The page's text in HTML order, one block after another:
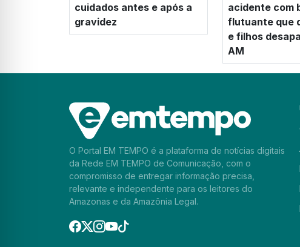
cuidados antes e após a
gravidez
acidente com
flutuante que
e filhos
AM
O Portal EM TEMPO é a plataforma de notícias digitais
da Rede EM TEMPO de Comunicação, com o
compromisso de entregar informação precisa,
relevante e independente para os leitores do
Amazonas e da Amazônia Legal.